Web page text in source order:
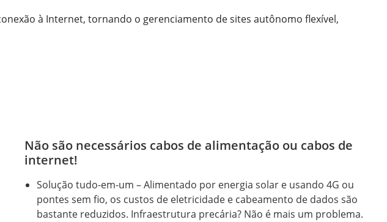
à Internet, tornando o gerenciamento de sites autônomo flexível,
Não são necessários cabos de alimentação ou cabos de
internet!
Solução tudo-em-um – Alimentado por energia solar e usando 4G ou
pontes sem fio, os custos de eletricidade e cabeamento de dados são
bastante reduzidos. Infraestrutura precária? Não é mais um problema.